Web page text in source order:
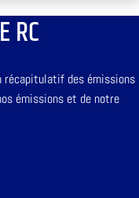
RC
récapitulatif des émissions
émissions et de notre